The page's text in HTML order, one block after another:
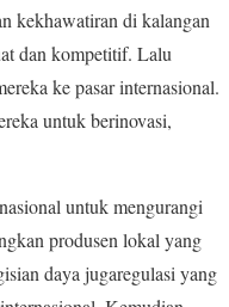
kekhawatiran di kalangan
dan kompetitif. Lalu
ke pasar internasional.
untuk berinovasi,
untuk mengurangi
produsen lokal yang
daya jugaregulasi yang